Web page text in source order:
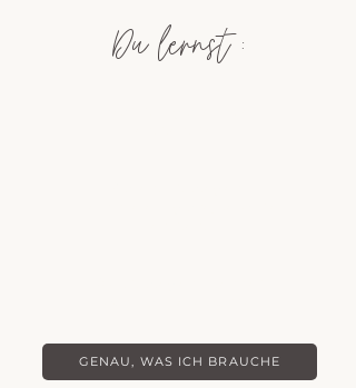
Du lernst :
GENAU, WAS ICH BRAUCHE